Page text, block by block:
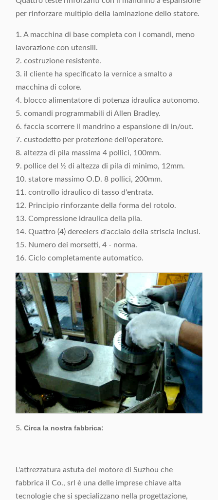
d'imballaggio:
in caso del compensato
per rinforzare multiplo della laminazione dello statore.
1. A macchina di base completa con i comandi, meno
lavorazione con utensili.
2. costruzione resistente.
3. il cliente ha specificato la vernice a smalto a
macchina di colore.
4. blocco alimentatore di potenza idraulica autonomo.
5. comandi programmabili di Allen Bradley.
6. faccia scorrere il mandrino a espansione di in/out.
7. custodetto per protezione dell'operatore.
8. altezza di pila massima 4 pollici, 100mm.
9. pollice del ½ di altezza di pila di minimo, 12mm.
10. statore massimo O.D. 8 pollici, 200mm.
11. controllo idraulico di tasso d'entrata.
12. Principio rinforzante della forma del rotolo.
13. Compressione idraulica della pila.
14. Quattro (4) dereelers d'acciaio della striscia inclusi.
15. Numero dei morsetti, 4 - norma.
16. Ciclo completamente automatico.
5. Circa la nostra fabbrica:
L'attrezzatura astuta del motore di Suzhou che
fabbrica il Co., srl è una delle imprese chiave alta
tecnologie che si specializzano nella progettazione,